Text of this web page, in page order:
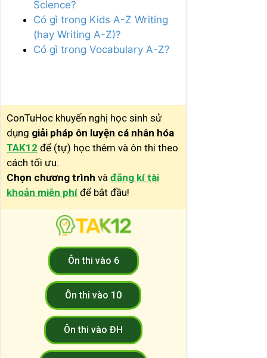
Science?
Có gì trong Kids A-Z Writing
(hay Writing A-Z)?
Có gì trong Vocabulary A-Z?
ConTuHoc khuyến nghị học sinh sử
dụng giải pháp ôn luyện cá nhân hóa
TAK12 để (tự) học thêm và ôn thi theo
cách tối ưu.
Chọn chương trình và đăng kí tài
khoản miễn phí để bắt đầu!
Ôn thi vào 6
Ôn thi vào 10
Ôn thi vào ĐH